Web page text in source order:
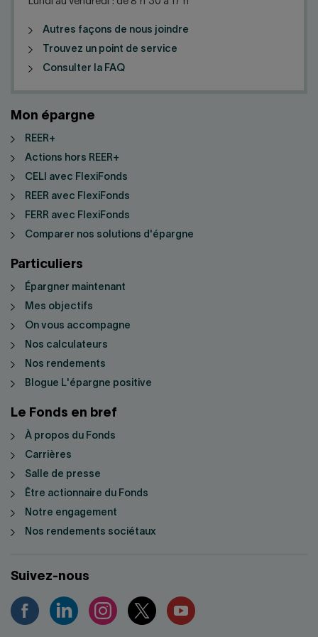
English
Autres façons de nous joindre
Trouvez un point de service
Consulter la FAQ
Mon épargne
REER+
Actions hors REER+
CELI avec FlexiFonds
REER avec FlexiFonds
FERR avec FlexiFonds
Comparer nos solutions d'épargne
Particuliers
Épargner maintenant
Mes objectifs
On vous accompagne
Nos calculateurs
Nos rendements
Blogue L'épargne positive
Le Fonds en bref
À propos du Fonds
Carrières
Salle de presse
Être actionnaire du Fonds
Notre engagement
Nos rendements sociétaux
Suivez-nous